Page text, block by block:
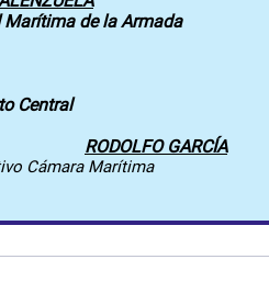
Marítima de la Armada
Central
RODOLFO GARCÍA
Cámara Marítima